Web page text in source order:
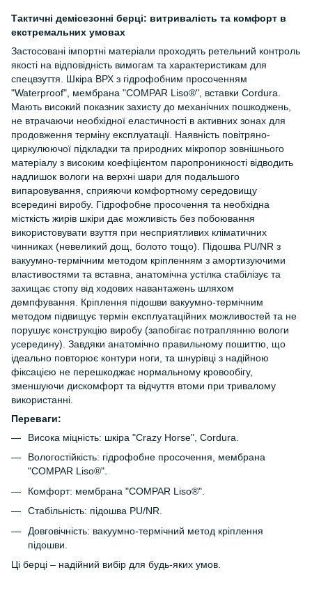
Тактичні демісезонні берці: витривалість та комфорт в
екстремальних умовах
Застосовані імпортні матеріали проходять ретельний контроль
якості на відповідність вимогам та характеристикам для
спецвзуття. Шкіра ВРХ з гідрофобним просоченням
"Waterproof", мембрана "COMPAR Liso®", вставки Cordura.
Мають високий показник захисту до механічних пошкоджень,
не втрачаючи необхідної еластичності в активних зонах для
продовження терміну експлуатації. Наявність повітряно-
циркулюючої підкладки та природних мікропор зовнішнього
матеріалу з високим коефіцієнтом паропроникності відводить
надлишок вологи на верхні шари для подальшого
випаровування, сприяючи комфортному середовищу
всередині виробу. Гідрофобне просочення та необхідна
місткість жирів шкіри дає можливість без побоювання
використовувати взуття при несприятливих кліматичних
чинниках (невеликий дощ, болото тощо). Підошва PU/NR з
вакуумно-термічним методом кріпленням з амортизуючими
властивостями та вставна, анатомічна устілка стабілізує та
захищає стопу від ходових навантажень шляхом
демпфування. Кріплення підошви вакуумно-термічним
методом підвищує термін експлуатаційних можливостей та не
порушує конструкцію виробу (запобігає потраплянню вологи
усередину). Завдяки анатомічно правильному пошиттю, що
ідеально повторює контури ноги, та шнурівці з надійною
фіксацією не перешкоджає нормальному кровообігу,
зменшуючи дискомфорт та відчуття втоми при тривалому
використанні.
Переваги:
Висока міцність: шкіра "Crazy Horse", Cordura.
Вологостійкість: гідрофобне просочення, мембрана
"COMPAR Liso®".
Комфорт: мембрана "COMPAR Liso®".
Стабільність: підошва PU/NR.
Довговічність: вакуумно-термічний метод кріплення
підошви.
Ці берці – надійний вибір для будь-яких умов.